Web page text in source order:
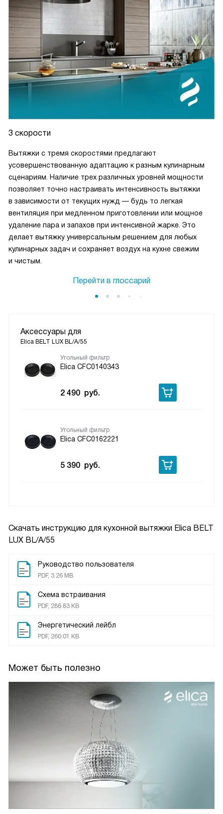
Скачать инструкцию для кухонной вытяжки Elica BELT
LUX BL/A/55
Руководство пользователя
PDF, 3.26 MB
Схема встраивания
PDF, 286.83 KB
Энергетический лейбл
PDF, 260.01 KB
Может быть полезно
3 скорости
Вытяжки с тремя скоростями предлагают
усовершенствованную адаптацию к разным кулинарным
сценариям. Наличие трех различных уровней мощности
позволяет точно настраивать интенсивность вытяжки
в зависимости от текущих нужд — будь то легкая
вентиляция при медленном приготовлении или мощное
удаление пара и запахов при интенсивной жарке. Это
делает вытяжку универсальным решением для любых
кулинарных задач и сохраняет воздух на кухне свежим
и чистым.
Перейти в глоссарий
Аксессуары для
Elica BELT LUX BL/A/55
Угольный фильтр
Elica CFC0140343
2 490 руб.
Угольный фильтр
Elica CFC0162221
5 390 руб.